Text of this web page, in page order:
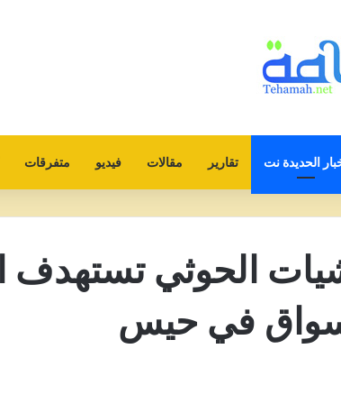
الحديدة نت تقارير مقالات فيديو متفرقات
الحوثي تستهدف
في حيس